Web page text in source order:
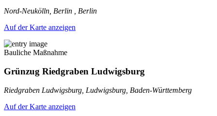
Nord-Neukölln, Berlin , Berlin
Auf der Karte anzeigen
Bauliche Maßnahme
Grünzug Riedgraben Ludwigsburg
Riedgraben Ludwigsburg, Ludwigsburg, Baden-Württemberg
Auf der Karte anzeigen